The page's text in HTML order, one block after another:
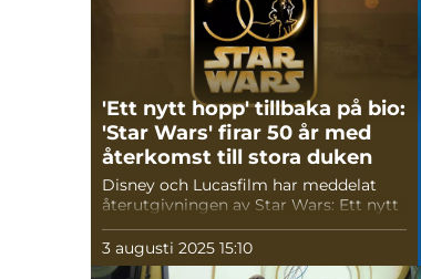
'Ett nytt hopp' tillbaka på bio:
'Star Wars' firar 50 år med
återkomst till stora duken
Disney och Lucasfilm har meddelat
återutgivningen av Star Wars: Ett nytt
hopp på biograferna den 30 april 2027.
Om det blir den ursprungliga
versionen eller Special Edition från
3 augusti 2025 15:10